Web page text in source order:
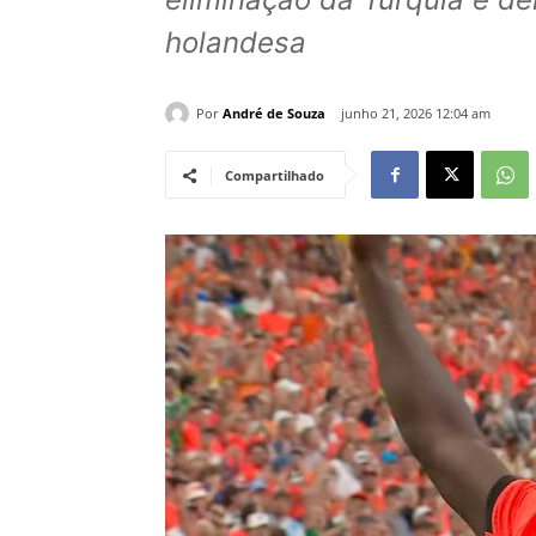
holandesa
Por André de Souza junho 21, 2026 12:04 am
Compartilhado